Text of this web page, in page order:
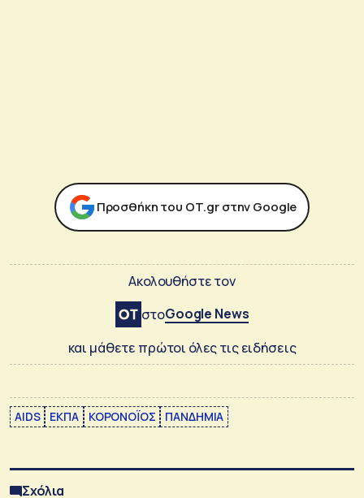
Προσθήκη του ΟΤ.gr στην Google
Ακολουθήστε τον
στοGoogle News
και μάθετε πρώτοι όλες τις ειδήσεις
AIDS ΕΚΠΑ ΚΟΡΟΝΟΪΟΣ ΠΑΝΔΗΜΙΑ
Σχόλια